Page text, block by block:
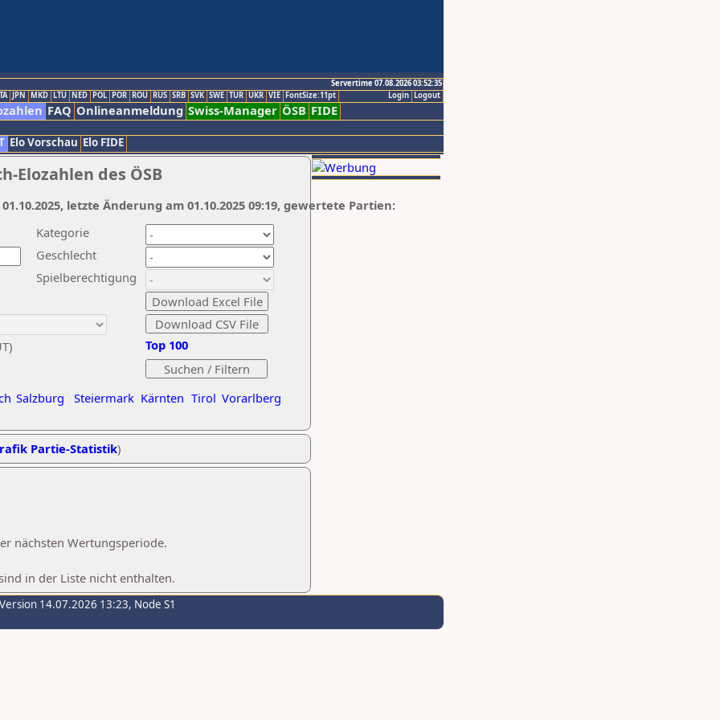
Servertime 07.08.2026 03:52:35
Logout
Login
JPN MKD LTU NED POL POR ROU RUS SRB SVK SWE TUR UKR VIE FontSize:11pt
FAQ Onlineanmeldung Swiss-Manager ÖSB FIDE
Elo Vorschau Elo FIDE
Elozahlen des ÖSB
Kategorie
Geschlecht
Spielberechtigung
Salzburg Steiermark Kärnten Tirol Vorarlberg
Top 100
letzte Änderung am 01.10.2025 09:19, gewertete Partien:
Partie-Statistik)
nächsten Wertungsperiode.
in der Liste nicht enthalten.
14.07.2026 13:23, Node S1